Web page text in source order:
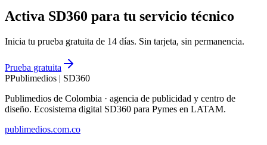
Activa SD360 para tu servicio técnico
Inicia tu prueba gratuita de 14 días. Sin tarjeta, sin permanencia.
Prueba gratuita
PPublimedios | SD360
Publimedios de Colombia · agencia de publicidad y centro de
diseño. Ecosistema digital SD360 para Pymes en LATAM.
publimedios.com.co